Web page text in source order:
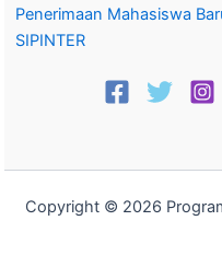
Penerimaan Mahasiswa
SIPINTER
Copyright © 2026